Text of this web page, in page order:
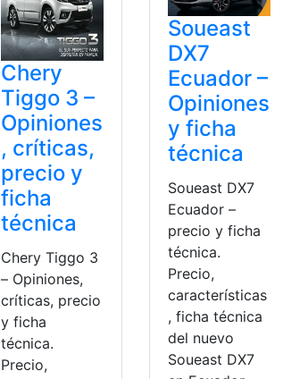
Chery
Tiggo 3 –
Opiniones
, críticas,
precio y
ficha
técnica
Chery Tiggo 3
– Opiniones,
críticas, precio
y ficha
técnica.
Precio,
Soueast
DX7
Ecuador –
Opiniones
y ficha
técnica
Soueast DX7
Ecuador –
precio y ficha
técnica.
Precio,
características
, ficha técnica
del nuevo
Soueast DX7